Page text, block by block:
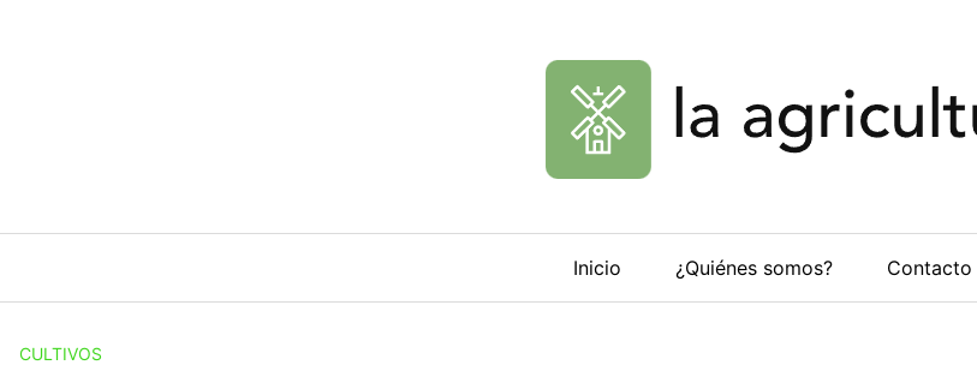
Inicio ¿Quiénes somos? Contacto
CULTIVOS